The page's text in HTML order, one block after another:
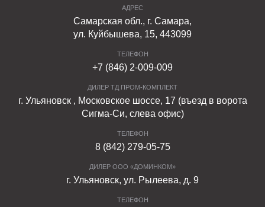
АДРЕС
Самарская обл., г. Самара,
ул. Куйбышева, 15, 443099
ТЕЛЕФОН
+7 (846) 2-009-009
ДИЛЕР ТД ПРОМ-КОМПЛЕКТ
г. Ульяновск , Московское шоссе, 17 (въезд в ворота
Сигма-Си, слева офис)
ТЕЛЕФОН
8 (842) 279-05-75
ДИЛЕР ООО «ДОМИНКОМ»
г. Ульяновск, ул. Рылеева, д. 9
ТЕЛЕФОН